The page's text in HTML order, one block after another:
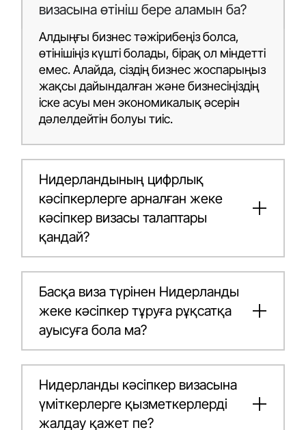
визасына өтініш бере аламын ба?
Алдыңғы бизнес тәжірибеңіз болса,
өтінішіңіз күшті болады, бірақ ол міндетті
емес. Алайда, сіздің бизнес жоспарыңыз
жақсы дайындалған және бизнесіңіздің
іске асуы мен экономикалық әсерін
дәлелдейтін болуы тиіс.
Нидерландының цифрлық
кәсіпкерлерге арналған жеке
кәсіпкер визасы талаптары
қандай?
Басқа виза түрінен Нидерланды
жеке кәсіпкер тұруға рұқсатқа
ауысуға бола ма?
Нидерланды кәсіпкер визасына
үміткерлерге қызметкерлерді
жалдау қажет пе?